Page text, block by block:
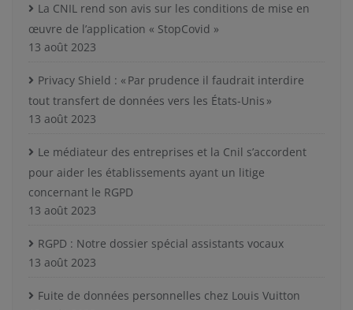
La CNIL rend son avis sur les conditions de mise en
œuvre de l’application « StopCovid »
13 août 2023
Privacy Shield : « Par prudence il faudrait interdire
tout transfert de données vers les États-Unis »
13 août 2023
Le médiateur des entreprises et la Cnil s’accordent
pour aider les établissements ayant un litige
concernant le RGPD
13 août 2023
RGPD : Notre dossier spécial assistants vocaux
13 août 2023
Fuite de données personnelles chez Louis Vuitton